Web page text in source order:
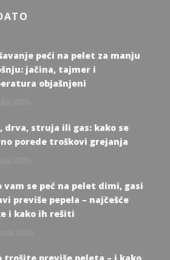
peći na pelet za manju
jačina, tajmer i
objašnjeni
drva, struja ili gas: kako se
porede troškovi grejanja
vam se peć na pelet dimi, gasi
previše pepela – najčešće
i kako ih rešiti
trošite previše peleta – i kako